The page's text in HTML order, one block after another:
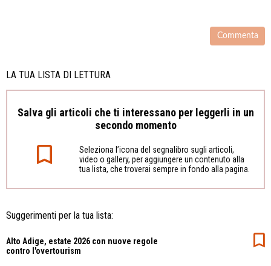
LA TUA LISTA DI LETTURA
Salva gli articoli che ti interessano per leggerli in un
secondo momento
Seleziona l’icona del segnalibro sugli articoli,
video o gallery, per aggiungere un contenuto alla
tua lista, che troverai sempre in fondo alla pagina.
Suggerimenti per la tua lista:
Alto Adige, estate 2026 con nuove regole
contro l'overtourism